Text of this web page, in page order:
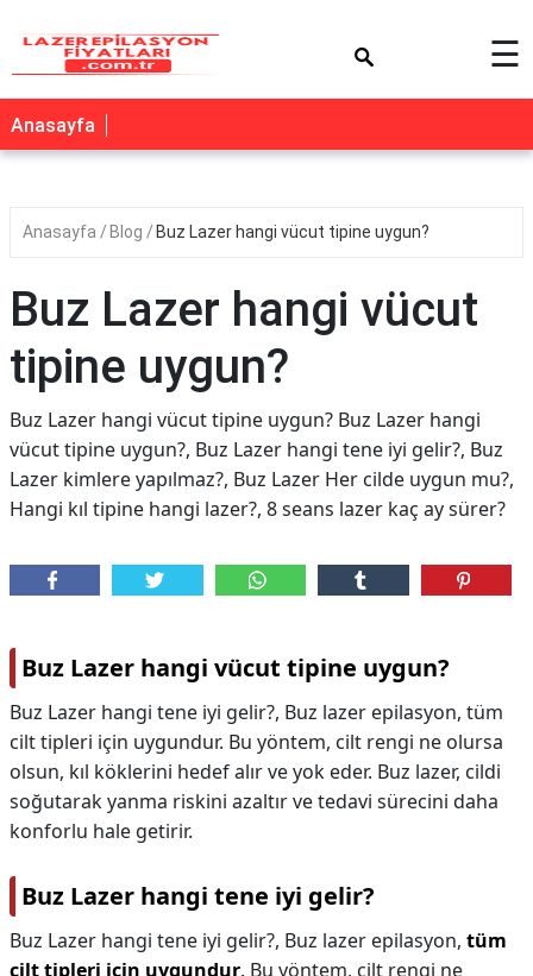
☰
Anasayfa
Anasayfa Blog Buz Lazer hangi vücut tipine uygun?
Buz Lazer hangi vücut
tipine uygun?
Buz Lazer hangi vücut tipine uygun? Buz Lazer hangi
vücut tipine uygun?, Buz Lazer hangi tene iyi gelir?, Buz
Lazer kimlere yapılmaz?, Buz Lazer Her cilde uygun mu?,
Hangi kıl tipine hangi lazer?, 8 seans lazer kaç ay sürer?
Buz Lazer hangi vücut tipine uygun?
Buz Lazer hangi tene iyi gelir?, Buz lazer epilasyon, tüm
cilt tipleri için uygundur. Bu yöntem, cilt rengi ne olursa
olsun, kıl köklerini hedef alır ve yok eder. Buz lazer, cildi
soğutarak yanma riskini azaltır ve tedavi sürecini daha
konforlu hale getirir.
Buz Lazer hangi tene iyi gelir?
Buz Lazer hangi tene iyi gelir?, Buz lazer epilasyon, tüm
cilt tipleri için uygundur. Bu yöntem, cilt rengi ne